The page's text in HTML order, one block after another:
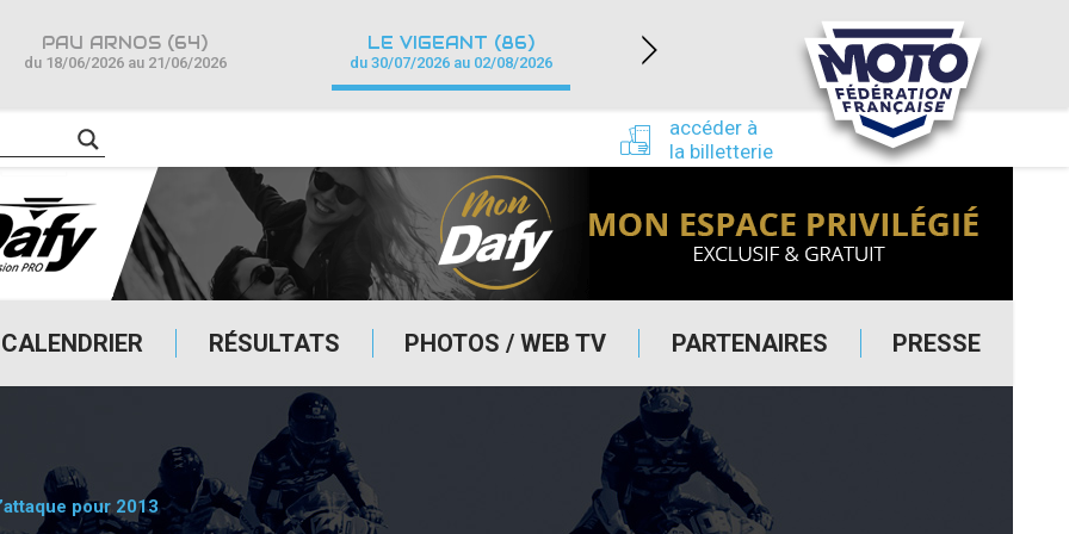
CALENDRIER RÉSULTATS PHOTOS / WEB TV PARTENAIRES PRESSE
accéder à
la billetterie
PAU ARNOS (64)
du 18/06/2026 au 21/06/2026
LE VIGEANT (86)
du 30/07/2026 au 02/08/2026
NEVERS MAGNY-COURS (58)
du 24/09/2026 au 27/09/2026
pour 2013